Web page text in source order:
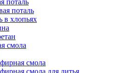
поталь
поталь
в хлопьях
смола
смола
смола для литья